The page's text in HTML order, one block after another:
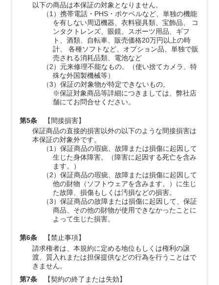
以下の商品は本保証の対象となりません。
（1）携帯電話・PHS・ポケベルなど、単独の機能
を有しない周辺機器、衣料寝具類、宝飾品、 コ
ンタクトレンズ、眼鏡、スポーツ用品、ギフ
ト、酒類、自転車、販売価格20万円以上の時
計、 各種ソフトなど、オプション品、単独で販
売される消耗品類、電池など
（2）元来修理不能なもの。（使い捨てカメラ、特
殊な外国製機械等）
（3）保証の対象物が特定できないもの。
※保証対象商品等詳細につきましては、弊社店
舗にてお問合せください。
第5条
【間接損害】
保証商品の直接的損害以外の以下のような間接損害は
本保証の対象外です。
（1）保証商品の瑕疵、故障または損傷に起因して
生じた身体障害。（障害に起因する死亡を含み
ます。）
（2）保証商品の瑕疵、故障または損傷に起因して
他の財物（ソフトウェアを含みます。）に生じ
た故障、損傷もしくは汚損などの損害。
（3）保証商品の故障または損傷に起因して、保証
商品、その他の財物が使用できなかったことに
よって生じた損害。
第6条
【禁止事項】
請求権者は、本規約に定める地位もしくは権利の譲
渡、質入れまたは担保提供などの行為を行うことはで
きません。
第7条
【契約の終了または失効】